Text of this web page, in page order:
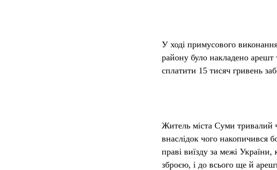
У ході примусового
району було накладено
сплатити 15 тисяч гривень
Житель міста Суми тривалий
внаслідок чого накопичився
праві виїзду за межі
зброєю, і до всього ще й